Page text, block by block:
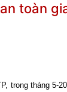
toàn
trong tháng 5-